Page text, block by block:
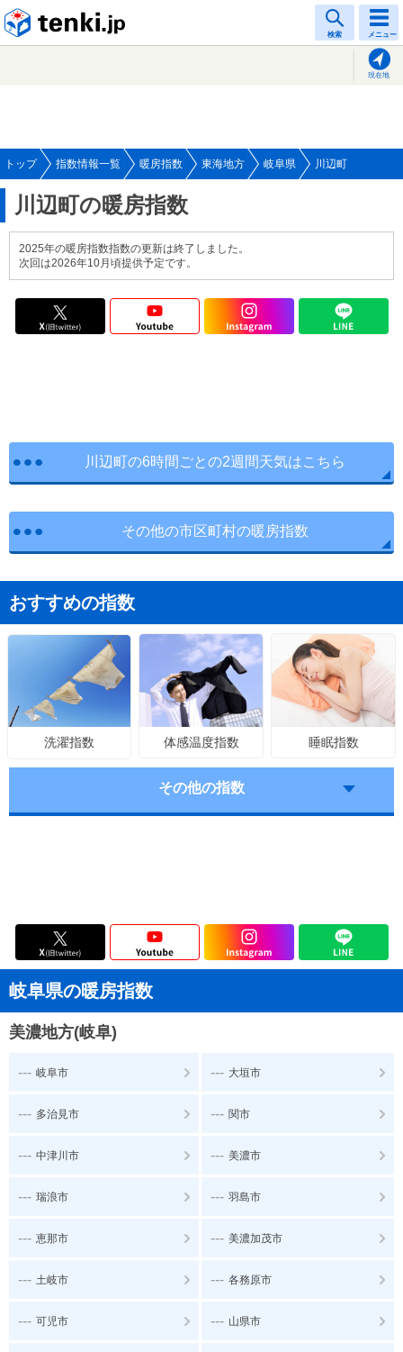
検索 メニュー
現在地
トップ 指数情報一覧 暖房指数 東海地方 岐阜県 川辺町
川辺町の暖房指数
2025年の暖房指数指数の更新は終了しました。
次回は2026年10月頃提供予定です。
川辺町の6時間ごとの2週間天気はこちら
その他の市区町村の暖房指数
おすすめの指数
洗濯指数 体感温度指数 睡眠指数
その他の指数
岐阜県の暖房指数
美濃地方(岐阜)
--- 岐阜市 --- 大垣市
--- 多治見市 --- 関市
--- 中津川市 --- 美濃市
--- 瑞浪市 --- 羽島市
--- 恵那市 --- 美濃加茂市
--- 土岐市 --- 各務原市
--- 可児市 --- 山県市